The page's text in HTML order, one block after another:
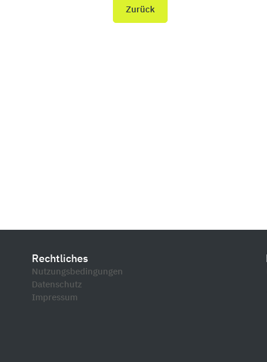
Zurück
Rechtliches
Nutzungsbedingungen
Datenschutz
Impressum